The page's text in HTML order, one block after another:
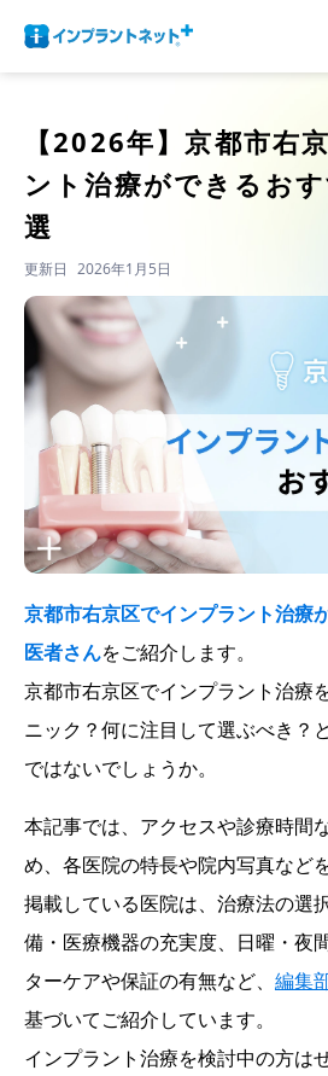
【2026年】京都市右
ント治療ができるお
選
更新日 2026年1月5日
京都市右京区でインプラント治療
医者さんをご紹介します。
京都市右京区でインプラント治療
ニック？何に注目して選ぶべき？
ではないでしょうか。
本記事では、アクセスや診療時間
め、各医院の特長や院内写真など
掲載している医院は、治療法の選
備・医療機器の充実度、日曜・夜
ターケアや保証の有無など、 編集
基づいてご紹介しています。
インプラント治療を検討中の方は